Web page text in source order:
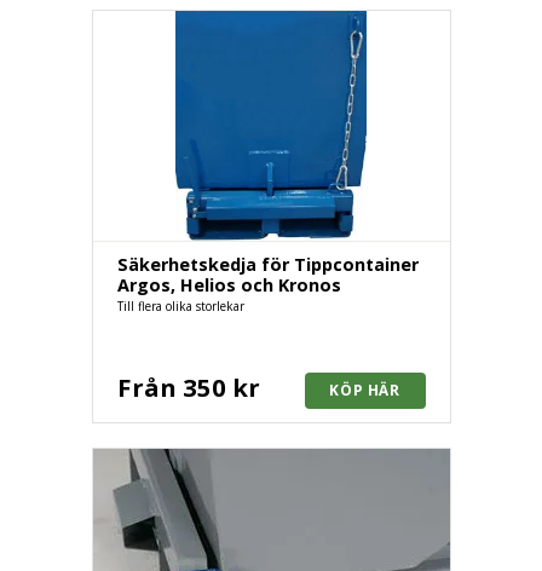
Säkerhetskedja för Tippcontainer
Argos, Helios och Kronos
Till flera olika storlekar
Från 350 kr